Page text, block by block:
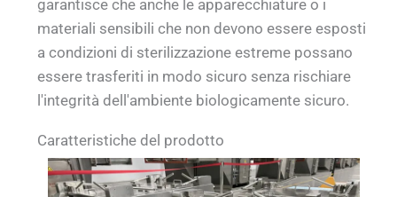
garantisce che anche le apparecchiature o i
materiali sensibili che non devono essere esposti
a condizioni di sterilizzazione estreme possano
essere trasferiti in modo sicuro senza rischiare
l'integrità dell'ambiente biologicamente sicuro.
Caratteristiche del prodotto